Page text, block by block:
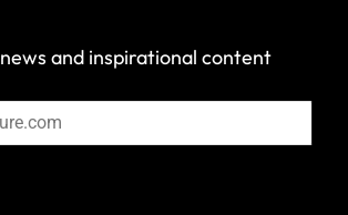
and inspirational content